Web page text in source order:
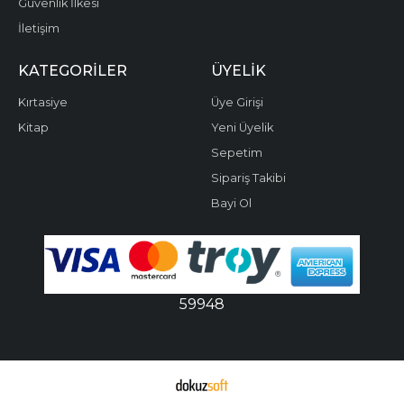
Güvenlik İlkesi
İletişim
KATEGORILER
Kırtasiye
Kitap
ÜYELIK
Üye Girişi
Yeni Üyelik
Sepetim
Sipariş Takibi
Bayi Ol
59948